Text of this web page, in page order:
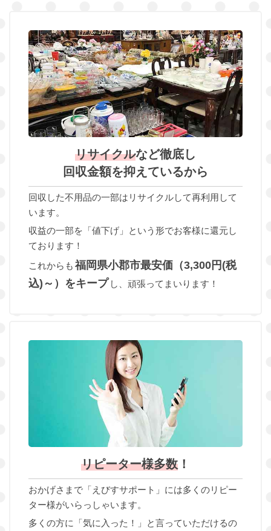
リサイクルなど徹底し
回収金額を抑えているから
回収した不用品の一部はリサイクルして再利用して
います。
収益の一部を「値下げ」という形でお客様に還元し
ております！
これからも 福岡県小郡市最安価（3,300円(税
込)～）をキープ し、頑張ってまいります！
リピーター様多数 ！
おかげさまで「えびすサポート」には多くのリピー
ター様がいらっしゃいます。
多くの方に「気に入った！」と言っていただけるの